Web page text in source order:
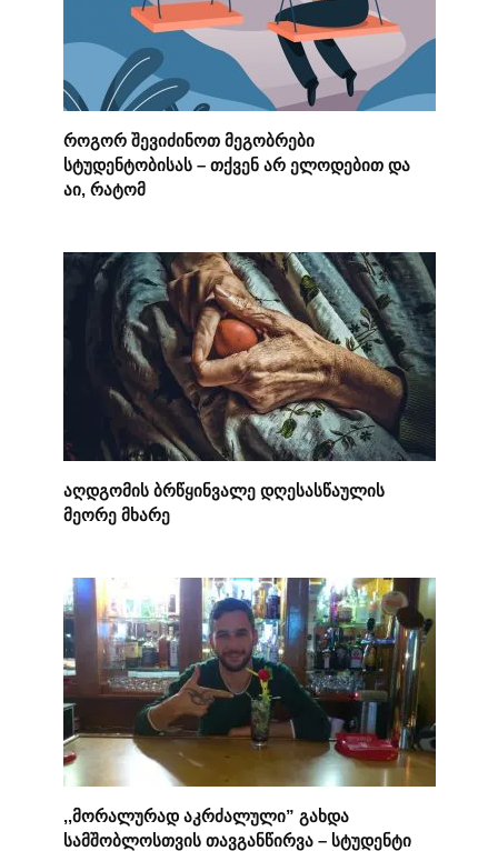
როგორ შევიძინოთ მეგობრები
სტუდენტობისას – თქვენ არ ელოდებით და
აი, რატომ
აღდგომის ბრწყინვალე დღესასწაულის
მეორე მხარე
,,მორალურად აკრძალული” გახდა
სამშობლოსთვის თავგანწირვა – სტუდენტი